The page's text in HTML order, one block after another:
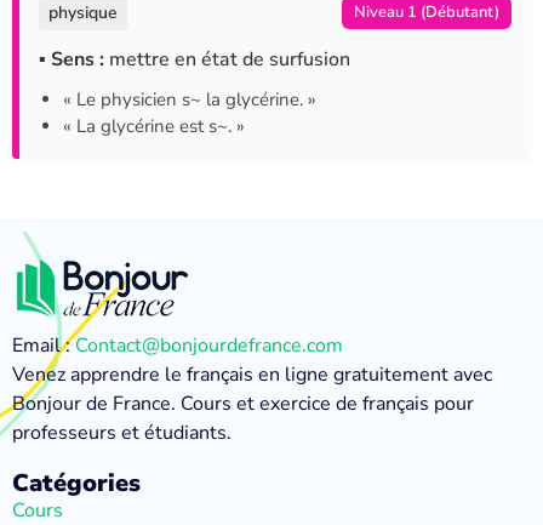
physique Niveau 1 (Débutant)
▪ Sens : mettre en état de surfusion
« Le physicien s~ la glycérine. »
« La glycérine est s~. »
Email :Contact@bonjourdefrance.com
Venez apprendre le français en ligne gratuitement avec
Bonjour de France. Cours et exercice de français pour
professeurs et étudiants.
Catégories
Cours